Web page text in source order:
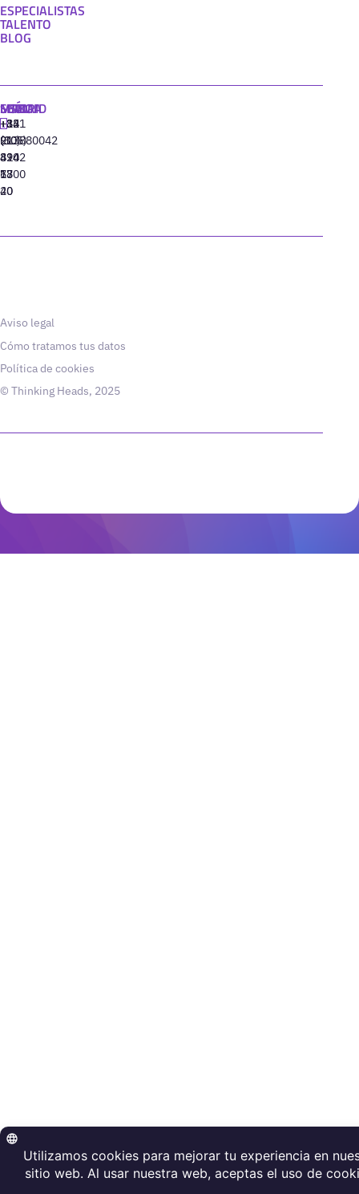
ESPECIALISTAS
TALENTO
BLOG
MADRID
+34
91
310
77
40
MIAMI
+1
(305)
424
13
20
SEÚL
+82
(10)
8942
6800
LISBOA
‪+351
213880042
Aviso legal
Cómo tratamos tus datos
Política de cookies
© Thinking Heads, 2025